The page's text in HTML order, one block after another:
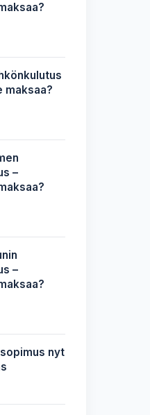
maksaa?
–
–
nyt